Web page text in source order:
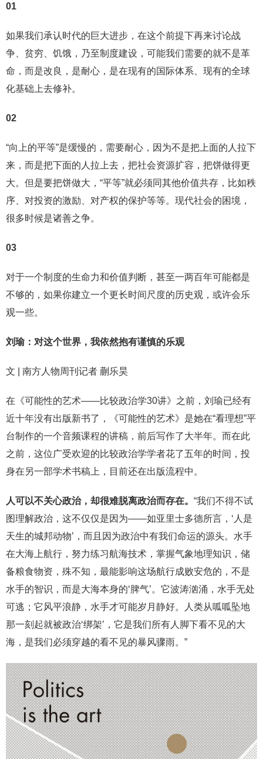
01
如果我们承认时代的巨大进步，在这个前提下再来讨论战
争、贫穷、饥饿，乃至制度建设，可能我们需要的就不是革
命，而是改良，是耐心，是在现有的国际体系、现有的全球
化基础上去修补。
02
“向上的平等”是缓慢的，需要耐心，因为不是把上面的人拉下
来，而是把下面的人拉上去，把社会资源扩容，把饼做得更
大。但是要把饼做大，“平等”就必须同其他价值共存，比如秩
序、对投资的激励、对产权的保护等等。现代社会的困境，
很多时候是诸善之争。
03
对于一个制度的生命力和价值判断，甚至一两百年可能都是
不够的，如果你建立一个更长时间尺度的历史观，或许会乐
观一些。
刘瑜：对这个世界，我依然抱有谨慎的乐观
文 | 南方人物周刊记者 蒯乐昊
在《可能性的艺术——比较政治学30讲》之前，刘瑜已经有
近十年没有出版新书了，《可能性的艺术》是她在“看理想”平
台制作的一个音频课程的讲稿，前后写作了大半年。而在此
之前，这位广受欢迎的比较政治学学者花了五年的时间，投
身在另一部学术书稿上，目前还在出版流程中。
人可以不关心政治，却很难脱离政治而存在。 “我们不得不试
图理解政治，这不仅仅是因为——如亚里士多德所言，‘人是
天生的城邦动物’，而且因为政治中有我们命运的源头。水手
在大海上航行，努力练习航海技术，掌握气象地理知识，储
备粮食物资，殊不知，最能影响这场航行成败安危的，不是
水手的智识，而是大海本身的‘脾气’。它波涛汹涌，水手无处
可逃；它风平浪静，水手才可能岁月静好。人类从呱呱坠地
那一刻起就被政治‘绑架’，它是我们所有人脚下看不见的大
海，是我们必须穿越的看不见的暴风骤雨。”